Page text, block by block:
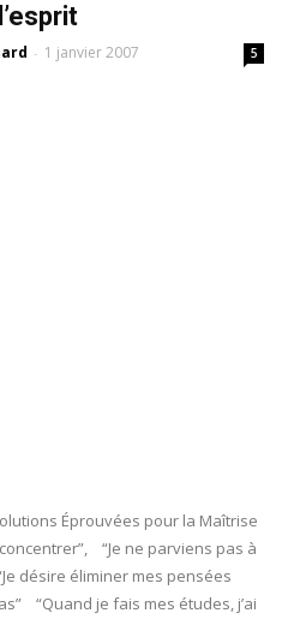
- 1 janvier 2007 5
Éprouvées pour la Maîtrise
“Je ne parviens pas à
désire éliminer mes pensées
“Quand je fais mes études, j’ai